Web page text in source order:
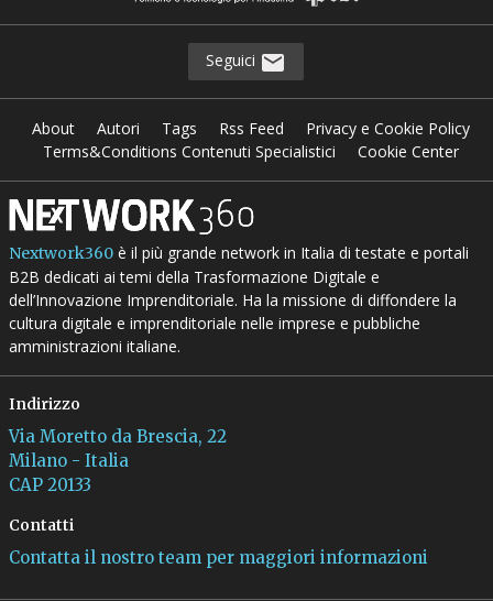
Seguici
About Autori Tags Rss Feed
Privacy e Cookie Policy
Terms&Conditions Contenuti Specialistici
Cookie Center
Nextwork360è il più grande network in Italia di testate e portali
B2B dedicati ai temi della Trasformazione Digitale e
dell’Innovazione Imprenditoriale. Ha la missione di diffondere la
cultura digitale e imprenditoriale nelle imprese e pubbliche
amministrazioni italiane.
Indirizzo
Via Moretto da Brescia, 22
Milano - Italia
CAP 20133
Contatti
Contatta il nostro team per maggiori informazioni